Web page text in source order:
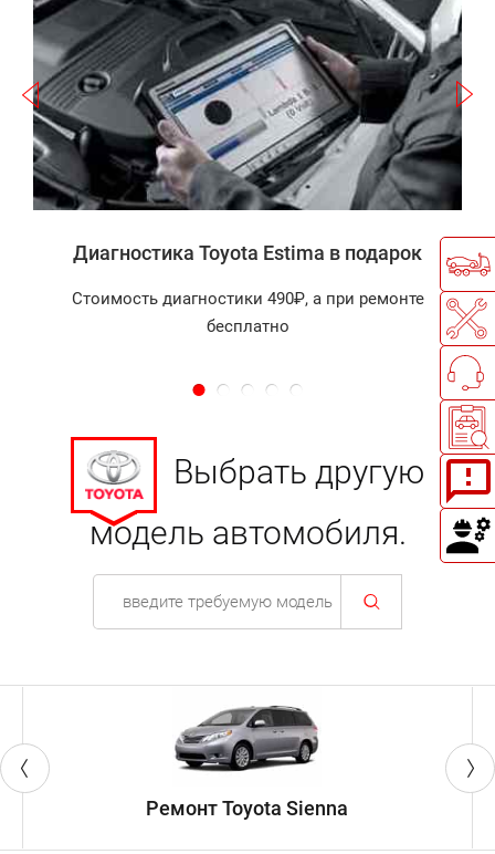
Записаться
Диагностика Toyota Estima в подарок
Стоимость диагностики 490₽, а при ремонте
бесплатно
Выбрать другую
модель автомобиля.
Ремонт Toyota Sienna